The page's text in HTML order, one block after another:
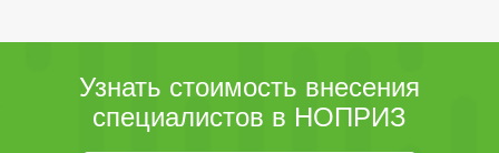
Узнать стоимость внесения
специалистов в НОПРИЗ